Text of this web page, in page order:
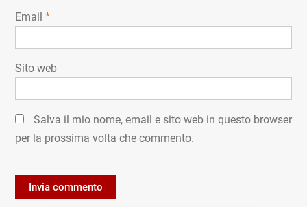
Email *
Sito web
Salva il mio nome, email e sito web in questo browser
per la prossima volta che commento.